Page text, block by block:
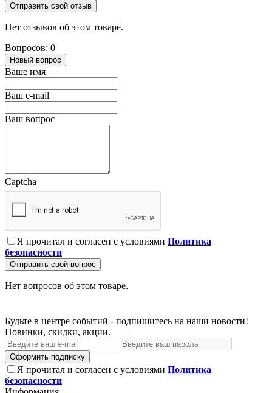
Отправить свой отзыв
Нет отзывов об этом товаре.
Вопросов: 0
Новый вопрос
Ваше имя
Ваш e-mail
Ваш вопрос
Captcha
Я прочитал и согласен с условиями Политика
безопасности
Отправить свой вопрос
Нет вопросов об этом товаре.
Будьте в центре событий - подпишитесь на наши новости!
Новинки, скидки, акции.
Оформить подписку
Я прочитал и согласен с условиями Политика
безопасности